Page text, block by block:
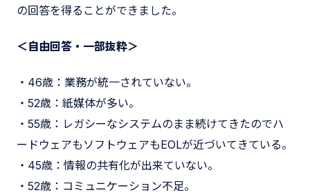
の回答を得ることができました。
＜自由回答・一部抜粋＞
・46歳：業務が統一されていない。
・52歳：紙媒体が多い。
・55歳：レガシーなシステムのまま続けてきたのでハ
ードウェアもソフトウェアもEOLが近づいてきている。
・45歳：情報の共有化が出来ていない。
・52歳：コミュニケーション不足。